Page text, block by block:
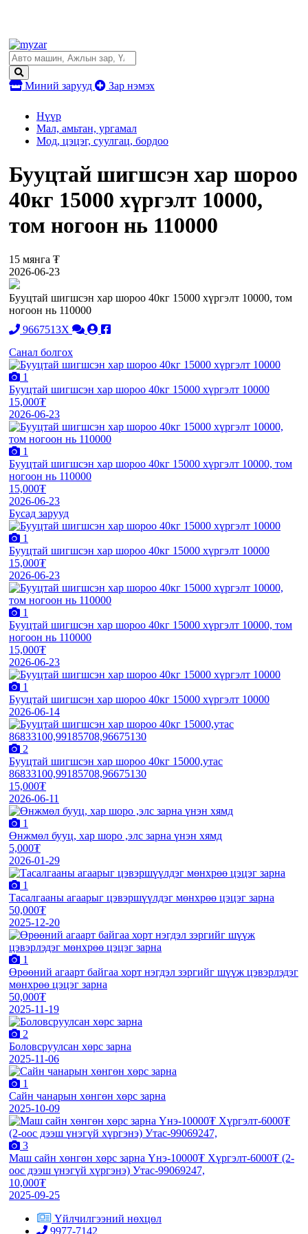
Миний зарууд Зар нэмэх
Нүүр
Мал, амьтан, ургамал
Мод, цэцэг, суулгац, бордоо
Бууцтай шигшсэн хар шороо
40кг 15000 хүргэлт 10000,
том ногоон нь 110000
15 мянга ₮
2026-06-23
Бууцтай шигшсэн хар шороо 40кг 15000 хүргэлт 10000, том
ногоон нь 110000
9667513X
Санал болгох
1
Бууцтай шигшсэн хар шороо 40кг 15000 хүргэлт 10000
15,000₮
2026-06-23
1
Бууцтай шигшсэн хар шороо 40кг 15000 хүргэлт 10000, том
ногоон нь 110000
15,000₮
2026-06-23
Бусад зарууд
1
Бууцтай шигшсэн хар шороо 40кг 15000 хүргэлт 10000
15,000₮
2026-06-23
1
Бууцтай шигшсэн хар шороо 40кг 15000 хүргэлт 10000, том
ногоон нь 110000
15,000₮
2026-06-23
1
Бууцтай шигшсэн хар шороо 40кг 15000 хүргэлт 10000
2026-06-14
2
Бууцтай шигшсэн хар шороо 40кг 15000,утас
86833100,99185708,96675130
15,000₮
2026-06-11
1
Өнжмөл бууц, хар шоро ,элс зарна үнэн хямд
5,000₮
2026-01-29
1
Тасалгааны агаарыг цэвэршүүлдэг мөнхрөө цэцэг зарна
50,000₮
2025-12-20
1
Өрөөний агаарт байгаа хорт нэгдэл зэргийг шүүж цэвэрлэдэг
мөнхрөө цэцэг зарна
50,000₮
2025-11-19
2
Боловсруулсан хөрс зарна
2025-11-06
1
Сайн чанарын хөнгөн хөрс зарна
2025-10-09
3
Маш сайн хөнгөн хөрс зарна Үнэ-10000₮ Хүргэлт-6000₮ (2-
оос дээш үнэгүй хүргэнэ) Утас-99069247,
10,000₮
2025-09-25
Үйлчилгээний нөхцөл
9977-7142